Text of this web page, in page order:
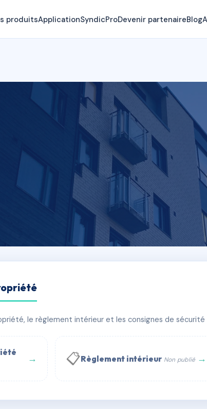
produitsApplicationSyndicProDevenir partenaireBlog
💬 WhatsApp
le règlement intérieur et les consignes de sécurité
→ 📋Règlement intérieur Non publié →